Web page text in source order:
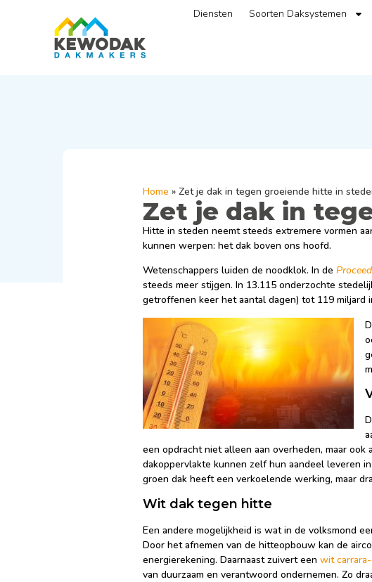
Diensten Soorten Daksystemen
Home »Zet je dak in tegen groeiende hitte in
Zet je dak in
Hitte in steden neemt steeds extremere vormen
kunnen werpen: het dak boven ons hoofd.
Wetenschappers luiden de noodklok. In de
steeds meer stijgen. In 13.115 onderzochte
getroffenen keer het aantal dagen) tot 119 miljard
een opdracht niet alleen aan overheden, maar
dakoppervlakte kunnen zelf hun aandeel leveren
groen dak heeft een verkoelende werking, maar
Wit dak tegen hitte
Een andere mogelijkheid is wat in de volksmond
Door het afnemen van de hitteopbouw kan de
energierekening. Daarnaast zuivert eenwit
van duurzaam en verantwoord ondernemen. Zo